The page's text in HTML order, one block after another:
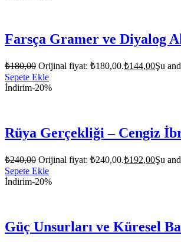
Farsça Gramer ve Diyalog
₺180,00 Orijinal fiyat: ₺180,00.₺144,00Şu
Sepete Ekle
İndirim-20%
Rüya Gerçekliği – Cengiz
₺240,00 Orijinal fiyat: ₺240,00.₺192,00Şu
Sepete Ekle
İndirim-20%
Güç Unsurları ve Küresel